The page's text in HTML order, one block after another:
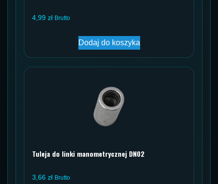
4,99 zł Brutto
Dodaj do koszyka
Tuleja do linki manometrycznej DN02
3,66 zł Brutto